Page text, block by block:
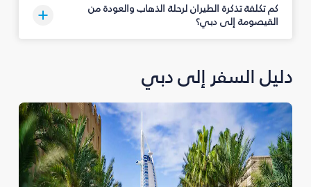
كم تكلفة تذكرة الطيران لرحلة الذهاب والعودة من
القيصومة إلى دبي؟
دليل السفر إلى دبي